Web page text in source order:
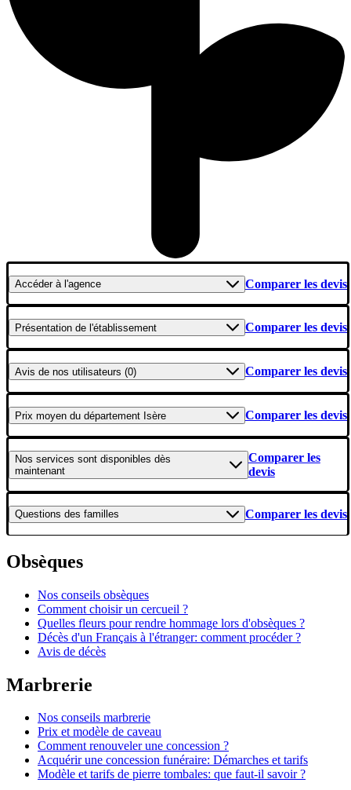
Accéderà l'agence Comparer les devis
Présentation de l'établissement Comparer les devis
Avis de nos utilisateurs (0) Comparer les devis
Prix moyen du département Isère Comparer les devis
Nos services sont disponibles dès
maintenant
Comparer les
devis
Questions des familles Comparer les devis
Obsèques
Nos conseils obsèques
Comment choisir un cercueil ?
Quelles fleurs pour rendre hommage lors d'obsèques ?
Décès d'un Français à l'étranger: comment procéder ?
Avis de décès
Marbrerie
Nos conseils marbrerie
Prix et modèle de caveau
Comment renouveler une concession ?
Acquérir une concession funéraire: Démarches et tarifs
Modèle et tarifs de pierre tombales: que faut-il savoir ?